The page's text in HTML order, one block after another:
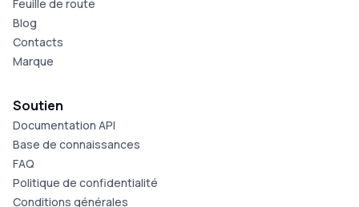
Feuille de route
Blog
Contacts
Marque
Soutien
Documentation API
Base de connaissances
FAQ
Politique de confidentialité
Conditions générales